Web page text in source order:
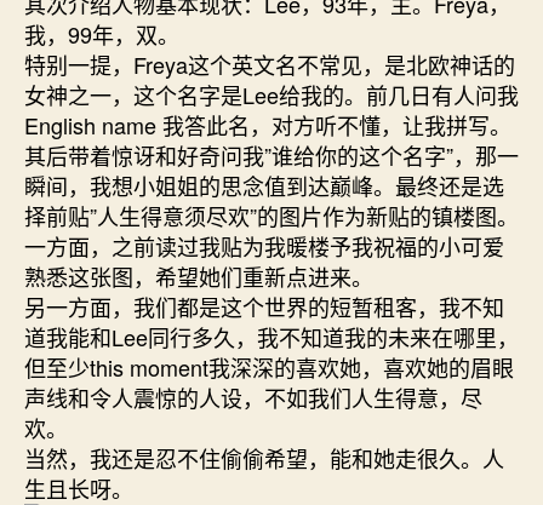
我，99年，双。
特别一提，Freya这个英文名不常见，是北欧神话的
女神之一，这个名字是Lee给我的。前几日有人问我
English name 我答此名，对方听不懂，让我拼写。
其后带着惊讶和好奇问我”谁给你的这个名字”，那一
瞬间，我想小姐姐的思念值到达巅峰。最终还是选
择前贴”人生得意须尽欢”的图片作为新贴的镇楼图。
一方面，之前读过我贴为我暖楼予我祝福的小可爱
熟悉这张图，希望她们重新点进来。
另一方面，我们都是这个世界的短暂租客，我不知
道我能和Lee同行多久，我不知道我的未来在哪里，
但至少this moment我深深的喜欢她，喜欢她的眉眼
声线和令人震惊的人设，不如我们人生得意，尽
欢。
当然，我还是忍不住偷偷希望，能和她走很久。人
生且长呀。